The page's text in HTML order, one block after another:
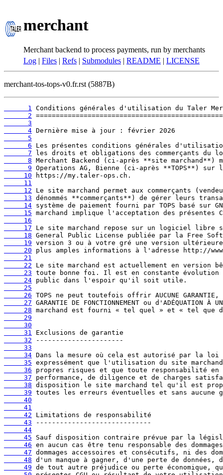
merchant
Merchant backend to process payments, run by merchants
Log | Files | Refs | Submodules | README | LICENSE
merchant-tos-tops-v0.fr.rst (5887B)
      1
      2
      3
      4
      5
      6
      7
      8
      9
     10
     11
     12
     13
     14
     15
     16
     17
     18
     19
     20
     21
     22
     23
     24
     25
     26
     27
     28
     29
     30
     31
     32
     33
     34
     35
     36
     37
     38
     39
     40
     41
     42
     43
     44
     45
     46
     47
     48
     49